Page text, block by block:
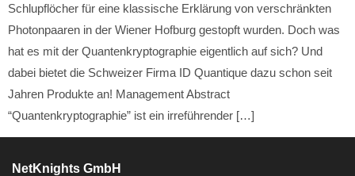
Schlupflöcher für eine klassische Erklärung von verschränkten
Photonpaaren in der Wiener Hofburg gestopft wurden. Doch was
hat es mit der Quantenkryptographie eigentlich auf sich? Und
dabei bietet die Schweizer Firma ID Quantique dazu schon seit
Jahren Produkte an! Management Abstract
“Quantenkryptographie” ist ein irreführender […]
NetKnights GmbH